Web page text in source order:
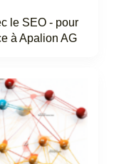
le SEO - pour
à Apalion AG